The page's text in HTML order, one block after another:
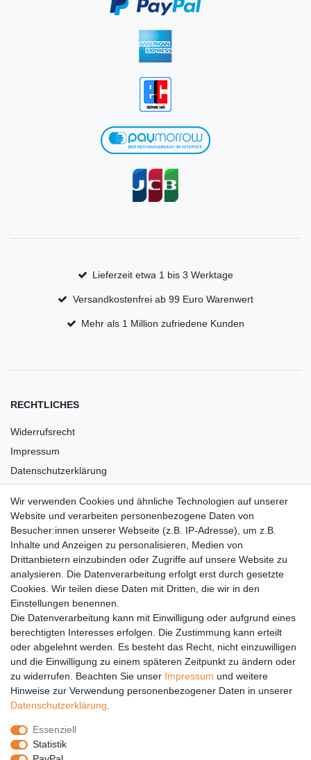
Lieferzeit etwa 1 bis 3 Werktage
Versandkostenfrei ab 99 Euro Warenwert
Mehr als 1 Million zufriedene Kunden
RECHTLICHES
Widerrufsrecht
Impressum
Datenschutzerklärung
Barrierefreiheit
Anleitungen
Vertrag widerrufen
PARTNER
DHL
GLS
PaketPLUS
SPONSORING
Malchower SV 90
Malchower Wölfe
Wir verwenden Cookies und ähnliche Technologien auf unserer
Website und verarbeiten personenbezogene Daten von
Besucher:innen unserer Webseite (z.B. IP-Adresse), um z.B.
Inhalte und Anzeigen zu personalisieren, Medien von
Drittanbietern einzubinden oder Zugriffe auf unsere Website zu
analysieren. Die Datenverarbeitung erfolgt erst durch gesetzte
Cookies. Wir teilen diese Daten mit Dritten, die wir in den
Einstellungen benennen.
Die Datenverarbeitung kann mit Einwilligung oder aufgrund eines
berechtigten Interesses erfolgen. Die Zustimmung kann erteilt
oder abgelehnt werden. Es besteht das Recht, nicht einzuwilligen
und die Einwilligung zu einem späteren Zeitpunkt zu ändern oder
zu widerrufen. Beachten Sie unser Impressum und weitere
Hinweise zur Verwendung personenbezogener Daten in unserer
Daten­schutz­erklärung
Essenziell
Statistik